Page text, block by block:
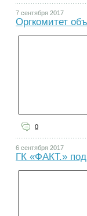
7 сентября 2017
Оргкомитет
0
6 сентября 2017
ГК «ФАКТ.»